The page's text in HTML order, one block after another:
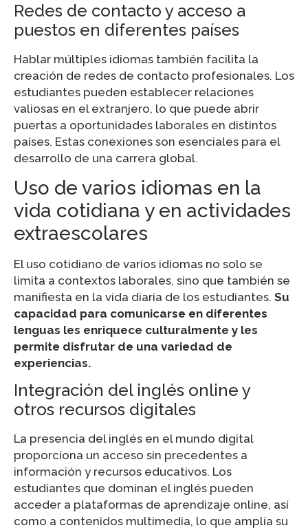
Redes de contacto y acceso a
puestos en diferentes países
Hablar múltiples idiomas también facilita la
creación de redes de contacto profesionales. Los
estudiantes pueden establecer relaciones
valiosas en el extranjero, lo que puede abrir
puertas a oportunidades laborales en distintos
países. Estas conexiones son esenciales para el
desarrollo de una carrera global.
Uso de varios idiomas en la
vida cotidiana y en actividades
extraescolares
El uso cotidiano de varios idiomas no solo se
limita a contextos laborales, sino que también se
manifiesta en la vida diaria de los estudiantes. Su
capacidad para comunicarse en diferentes
lenguas les enriquece culturalmente y les
permite disfrutar de una variedad de
experiencias.
Integración del inglés online y
otros recursos digitales
La presencia del inglés en el mundo digital
proporciona un acceso sin precedentes a
información y recursos educativos. Los
estudiantes que dominan el inglés pueden
acceder a plataformas de aprendizaje online, así
como a contenidos multimedia, lo que amplía su